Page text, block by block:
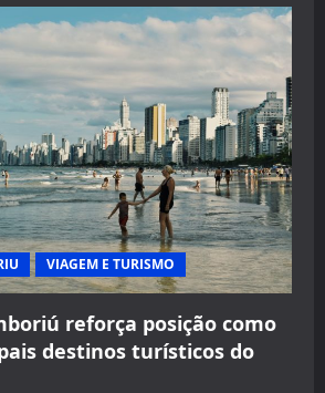
VIAGEM E TURISMO
reforça posição como
destinos turísticos do